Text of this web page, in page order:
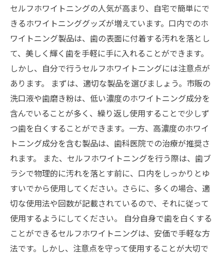
セルフホワイトニングの人気が高まり、自宅で簡単にで
きるホワイトニンググッズが増えています。口内でのホ
ワイトニング製品は、歯の表面に付着する汚れを落とし
て、美しく輝く歯を手軽に手に入れることができます。
しかし、自分で行うセルフホワイトニングには注意点が
あります。 まずは、適切な製品を選びましょう。市販の
洗口液や歯磨き粉は、低い濃度のホワイトニング成分を
含んでいることが多く、繰り返し使用することで少しず
つ歯を白くすることができます。一方、高濃度のホワイ
トニング成分を含む製品は、歯科医院での治療が推奨さ
れます。 また、セルフホワイトニングを行う際は、歯ブ
ラシで物理的に汚れを落とす前に、口内をしっかりとゆ
すいでから使用してください。さらに、多くの場合、適
切な使用法や回数が記載されているので、それに従って
使用するようにしてください。 自分自身で歯を白くする
ことができるセルフホワイトニングは、安価で手軽な方
法です。しかし、注意点を守って使用することが大切で